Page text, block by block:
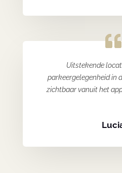
Uitstekende
parkeergelegenheid in
zichtbaar vanuit het